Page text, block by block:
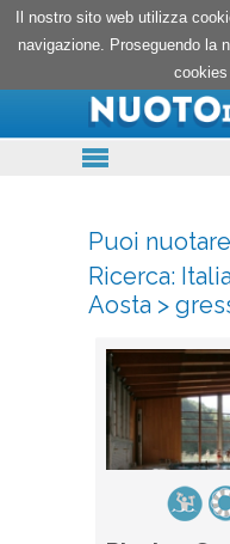
Puoi
Ricerca:
Aosta>
Il nostro sito web utilizza
navigazione. Proseguendo la
cookies